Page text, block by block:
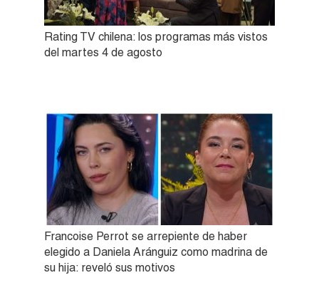
Rating TV chilena: los programas más vistos
del martes 4 de agosto
Francoise Perrot se arrepiente de haber
elegido a Daniela Aránguiz como madrina de
su hija: reveló sus motivos